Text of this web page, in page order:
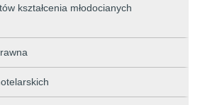
kształcenia młodocianych